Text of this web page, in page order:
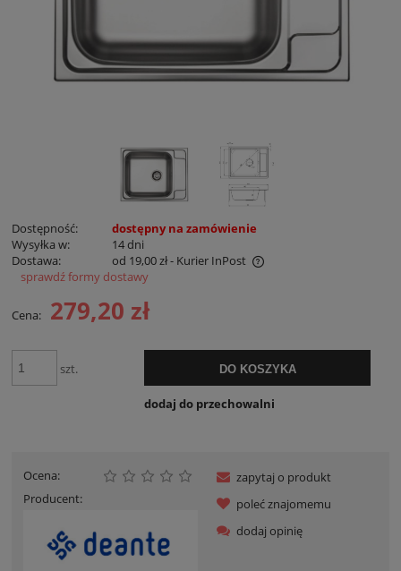
Dostępność:
dostępny na zamówienie
Wysyłka w:
14 dni
Dostawa:
od 19,00 zł- Kurier InPost
Cena nie zawiera ewentualnych kosztów płatności
sprawdź formy dostawy
Cena: 279,20 zł
szt. DO KOSZYKA
dodaj do przechowalni
Ocena:
Producent:
zapytaj o produkt
poleć znajomemu
dodaj opinię